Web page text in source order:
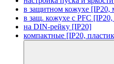
в защитном кожухе [IP20,
в защ. кожухе с PFC
на DIN-рейку [IP20]
компактные [IP20,